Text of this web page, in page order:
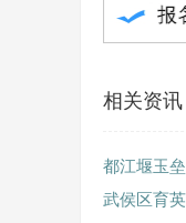
相关资讯
都江堰玉
武侯区育